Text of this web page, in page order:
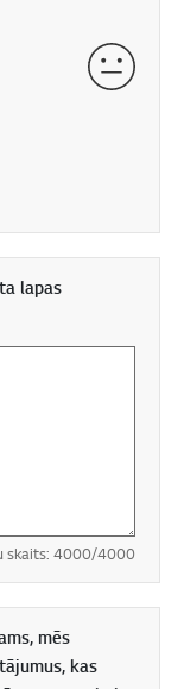
normāls
lapas
skaits: 4000/4000
mēs
kas